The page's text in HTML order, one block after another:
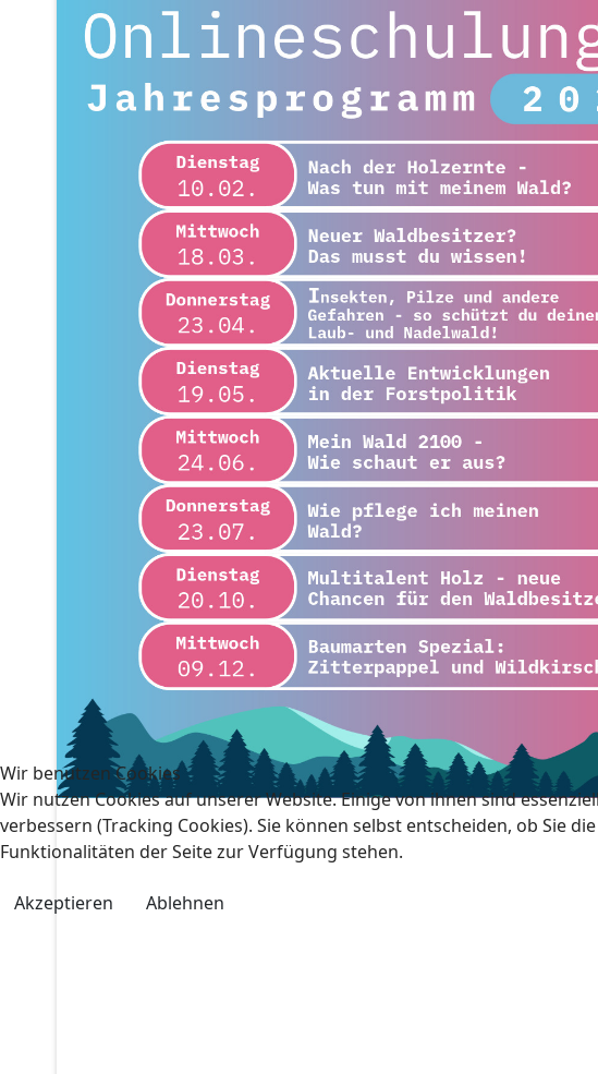
Wir benutzen Cookies
Wir nutzen Cookies auf unserer Website. Einige von ihnen sind
verbessern (Tracking Cookies). Sie können selbst entscheiden, ob Sie
Funktionalitäten der Seite zur Verfügung stehen.
Akzeptieren Ablehnen